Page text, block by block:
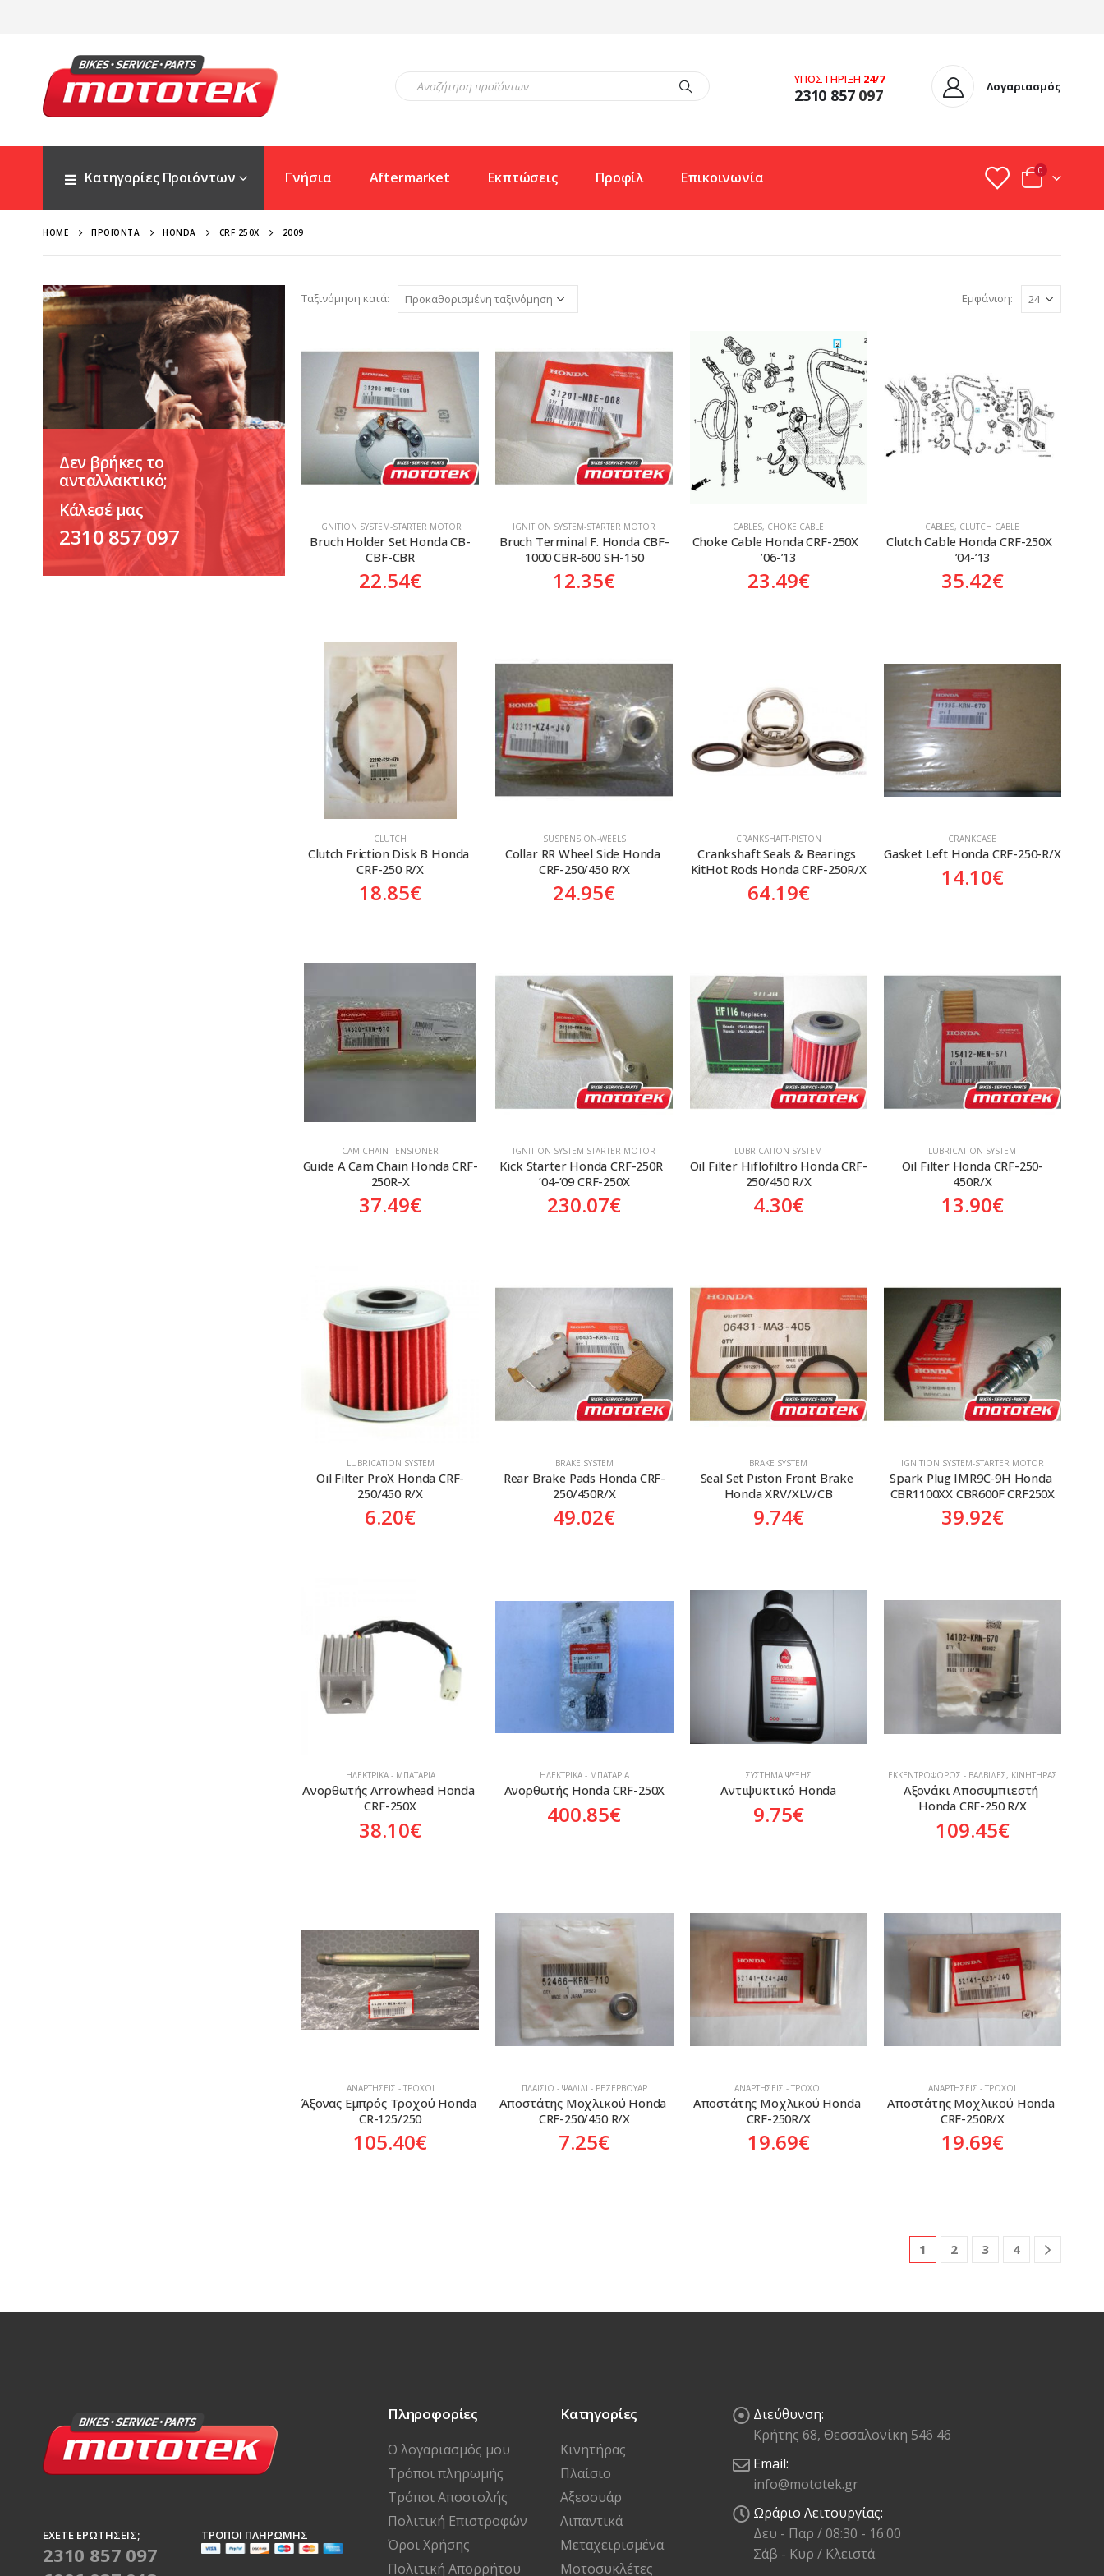
ΥΠΟΣΤΗΡΙΞΗ 24/7
2310 857097 Λογαριασμός
Κατηγορίες Προιόντων Γνήσια Aftermarket Εκπτώσεις Προφίλ Επικοινωνία 0
HOME ΠΡΟΪΌΝΤΑ HONDA CRF 250X 2009
Ταξινόμηση κατά: Εμφάνιση:
ΙGNITION SYSTEM-STARTER MOTOR
Bruch Holder Set Honda CB-
CBF-CBR
22.54€
ΙGNITION SYSTEM-STARTER MOTOR
Bruch Terminal F. Honda CBF-
1000 CBR-600 SH-150
12.35€
CABLES, CHOKE CABLE
Choke Cable Honda CRF-250X
’06-’13
23.49€
CABLES, CLUTCH CABLE
Clutch Cable Honda CRF-250X
’04-’13
35.42€
CLUTCH
Clutch Friction Disk B Honda
CRF-250 R/X
18.85€
SUSPENSION-WEELS
Collar RR Wheel Side Honda
CRF-250/450 R/X
24.95€
CRANKSHAFT-PISTON
Crankshaft Seals & Bearings
KitHot Rods Honda CRF-250R/X
64.19€
CRANKCASE
Gasket Left Honda CRF-250-R/X
14.10€
CAM CHAIN-TENSIONER
Guide A Cam Chain Honda CRF-
250R-X
37.49€
ΙGNITION SYSTEM-STARTER MOTOR
Kick Starter Honda CRF-250R
’04-’09 CRF-250X
230.07€
LUBRICATION SYSTEM
Oil Filter Hiflofiltro Honda CRF-
250/450 R/X
4.30€
LUBRICATION SYSTEM
Oil Filter Honda CRF-250-
450R/X
13.90€
LUBRICATION SYSTEM
Oil Filter ProX Honda CRF-
250/450 R/X
6.20€
BRAKE SYSTEM
Rear Brake Pads Honda CRF-
250/450R/X
49.02€
BRAKE SYSTEM
Seal Set Piston Front Brake
Honda XRV/XLV/CB
9.74€
ΙGNITION SYSTEM-STARTER MOTOR
Spark Plug IMR9C-9H Honda
CBR1100XX CBR600F CRF250X
39.92€
ΗΛΕΚΤΡΙΚΆ - ΜΠΑΤΑΡΊΑ
Ανορθωτής Arrowhead Honda
CRF-250X
38.10€
ΗΛΕΚΤΡΙΚΆ - ΜΠΑΤΑΡΊΑ
Ανορθωτής Honda CRF-250X
400.85€
ΣΎΣΤΗΜΑ ΨΎΞΗΣ
Αντιψυκτικό Honda
9.75€
ΕΚΚΕΝΤΡΟΦΌΡΟΣ - ΒΑΛΒΊΔΕΣ, ΚΙΝΗΤΉΡΑΣ
Αξονάκι Αποσυμπιεστή
Honda CRF-250 R/X
109.45€
ΑΝΑΡΤΉΣΕΙΣ - ΤΡΟΧΟΊ
Άξονας Εμπρός Τροχού Honda
CR-125/250
105.40€
ΠΛΑΊΣΙΟ - ΨΑΛΊΔΙ - ΡΕΖΕΡΒΟΥΆΡ
Αποστάτης Μοχλικού Honda
CRF-250/450 R/X
7.25€
ΑΝΑΡΤΉΣΕΙΣ - ΤΡΟΧΟΊ
Αποστάτης Μοχλικού Honda
CRF-250R/X
19.69€
ΑΝΑΡΤΉΣΕΙΣ - ΤΡΟΧΟΊ
Αποστάτης Μοχλικού Honda
CRF-250R/X
19.69€
1 2 3 4
Δεν βρήκες το
ανταλλακτικό;
Κάλεσέ μας
2310 857 097
ΈΧΕΤΕ ΕΡΩΤΉΣΕΙΣ;
2310 857 097
ΤΡΌΠΟΙ ΠΛΗΡΩΜΉΣ
Πληροφορίες
Ο λογαριασμός μου
Τρόποι πληρωμής
Τρόποι Αποστολής
Πολιτική Επιστροφών
Όροι Χρήσης
Πολιτική Απορρήτου
Κατηγορίες
Κινητήρας
Πλαίσιο
Αξεσουάρ
Λιπαντικά
Μεταχειρισμένα
Μοτοσυκλέτες
Διεύθυνση:
Κρήτης 68, Θεσσαλονίκη 546 46
Email:
info@mototek.gr
Ωράριο Λειτουργίας:
Δευ - Παρ / 08:30 - 16:00
Σάβ - Κυρ / Κλειστά